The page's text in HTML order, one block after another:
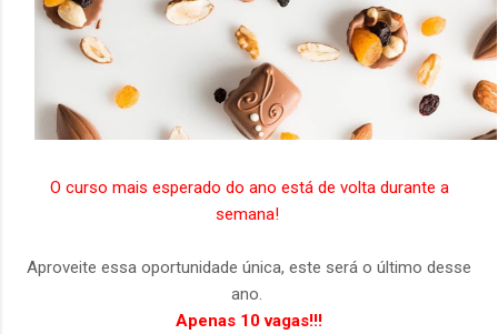
O curso mais esperado do ano está de volta durante a
semana!
Aproveite essa oportunidade única, este será o último desse
ano.
Apenas 10 vagas!!!